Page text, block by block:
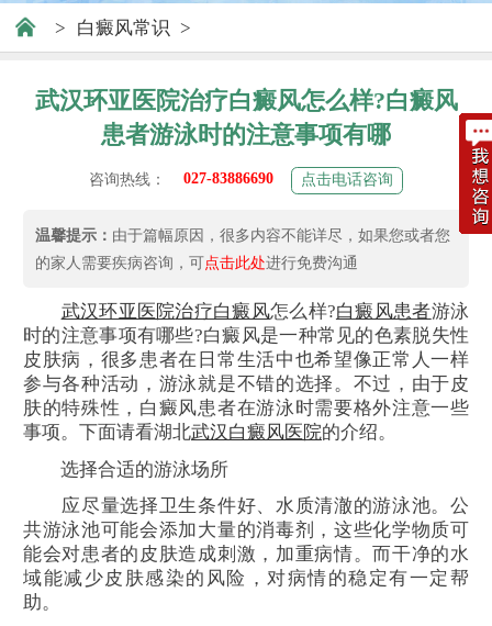
> 白癜风常识 >
武汉环亚医院治疗白癜风怎么样?白癜风
患者游泳时的注意事项有哪
咨询热线： 027-83886690 点击电话咨询
温馨提示： 由于篇幅原因，很多内容不能详尽，如果您或者您
的家人需要疾病咨询，可点击此处进行免费沟通
武汉环亚医院治疗白癜风怎么样?白癜风患者游泳
时的注意事项有哪些?白癜风是一种常见的色素脱失性
皮肤病，很多患者在日常生活中也希望像正常人一样
参与各种活动，游泳就是不错的选择。不过，由于皮
肤的特殊性，白癜风患者在游泳时需要格外注意一些
事项。下面请看湖北武汉白癜风医院的介绍。
选择合适的游泳场所
应尽量选择卫生条件好、水质清澈的游泳池。公
共游泳池可能会添加大量的消毒剂，这些化学物质可
能会对患者的皮肤造成刺激，加重病情。而干净的水
域能减少皮肤感染的风险，对病情的稳定有一定帮
助。